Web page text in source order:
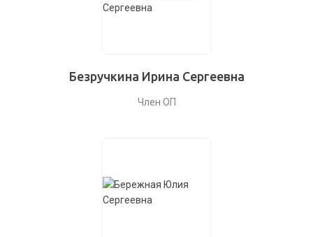
Безручкина Ирина Сергеевна
Член ОП